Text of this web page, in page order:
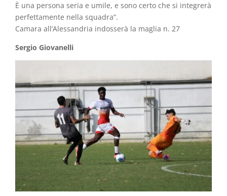
È una persona seria e umile, e sono certo che si integrerà
perfettamente nella squadra”.
Camara all’Alessandria indosserà la maglia n. 27
Sergio Giovanelli